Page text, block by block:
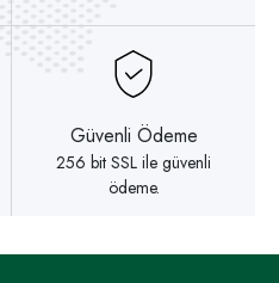
Güvenli Ödeme
256 bit SSL ile güvenli
ödeme.